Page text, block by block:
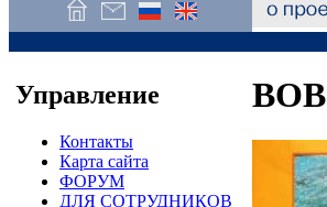
Управление
Контакты
Карта сайта
ФОРУМ
ДЛЯ СОТРУДНИКОВ
ВОВ